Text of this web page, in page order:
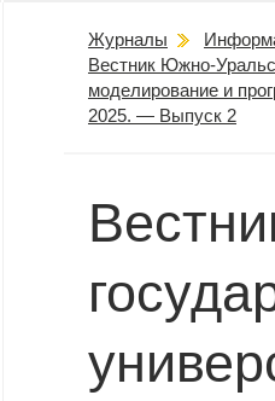
Журналы
Вестник Южно-
моделирование и
2025. — Выпуск 2